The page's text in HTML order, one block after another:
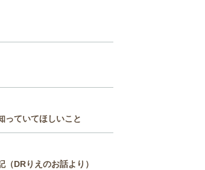
っていてほしいこと
DRりえのお話より）